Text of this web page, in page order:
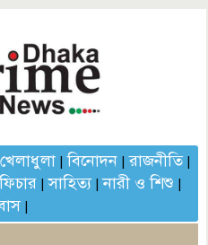
খেলাধুলা|বিনোদন|রাজনীতি|
ফিচার |সাহিত্য|নারী ও শিশু |
|